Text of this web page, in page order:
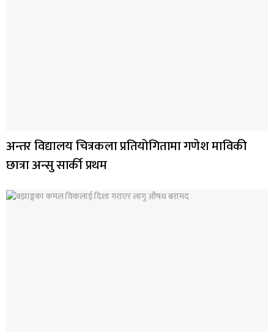
अन्तर विद्यालय चित्रकला प्रतियोगितामा गणेश माविकी
छात्रा अन्सु सार्की प्रथम